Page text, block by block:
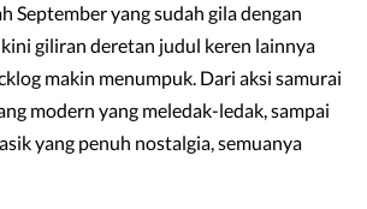
September yang sudah gila dengan
giliran deretan judul keren lainnya
makin menumpuk. Dari aksi samurai
modern yang meledak-ledak, sampai
yang penuh nostalgia, semuanya